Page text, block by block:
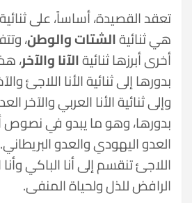
تعقد القصيدة، أساساً، على
هي ثنائيةالشتات والوطن،
أخرى أبرزها ثنائيةالآنا والآخر،
بدورها إلى ثنائية الأنا اللاجئ
وإلى ثنائية الأنا العربي والآخر
بدورها، وهو ما يبدو في نصوص
العدو اليهودي والعدو
اللاجئ تنقسم إلى أنا الباكي
الرافض للذل ولحياة المنفى.